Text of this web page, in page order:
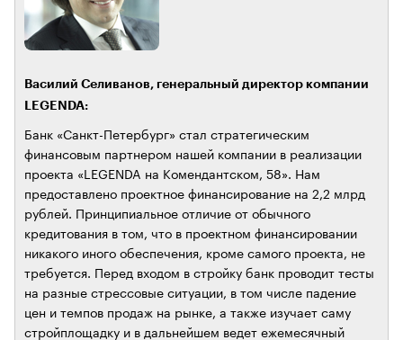
Василий Селиванов, генеральный директор компании
LEGENDA:
Банк «Санкт-Петербург» стал стратегическим
финансовым партнером нашей компании в реализации
проекта «LEGENDA на Комендантском, 58». Нам
предоставлено проектное финансирование на 2,2 млрд
рублей. Принципиальное отличие от обычного
кредитования в том, что в проектном финансировании
никакого иного обеспечения, кроме самого проекта, не
требуется. Перед входом в стройку банк проводит тесты
на разные стрессовые ситуации, в том числе падение
цен и темпов продаж на рынке, а также изучает саму
стройплощадку и в дальнейшем ведет ежемесячный